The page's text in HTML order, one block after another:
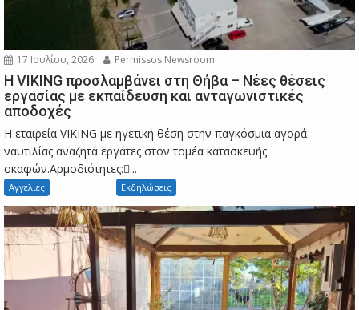
17 Ιουλίου, 2026 Permissos Newsroom
Η VIKING προσλαμβάνει στη Θήβα – Νέες θέσεις
εργασίας με εκπαίδευση και ανταγωνιστικές
αποδοχές
Η εταιρεία VIKING με ηγετική θέση στην παγκόσμια αγορά
ναυτιλίας αναζητά εργάτες στον τομέα κατασκευής
σκαφών.Αρμοδιότητες:...
Αγγελιες Εκδηλώσεις